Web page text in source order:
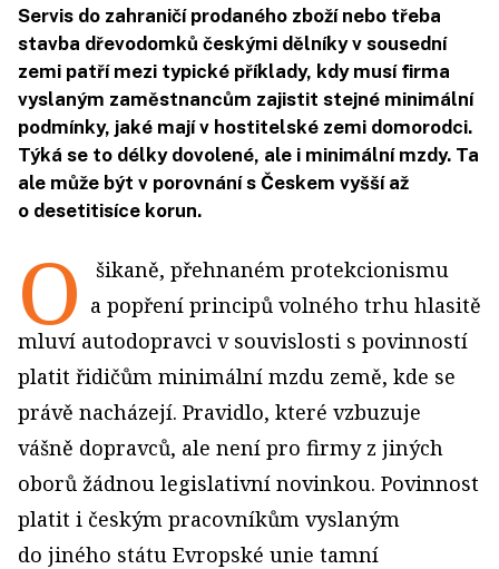
Servis do zahraničí prodaného zboží nebo třeba
stavba dřevodomků českými dělníky v sousední
zemi patří mezi typické příklady, kdy musí firma
vyslaným zaměstnancům zajistit stejné minimální
podmínky, jaké mají v hostitelské zemi domorodci.
Týká se to délky dovolené, ale i minimální mzdy. Ta
ale může být v porovnání s Českem vyšší až
o desetitisíce korun.
O
šikaně, přehnaném protekcionismu
a popření principů volného trhu hlasitě
mluví autodopravci v souvislosti s povinností
platit řidičům minimální mzdu země, kde se
právě nacházejí. Pravidlo, které vzbuzuje
vášně dopravců, ale není pro firmy z jiných
oborů žádnou legislativní novinkou. Povinnost
platit i českým pracovníkům vyslaným
do jiného státu Evropské unie tamní